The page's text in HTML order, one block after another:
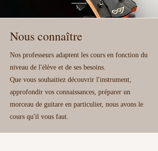
Nous connaître
Nos professeurs adaptent les cours en fonction du
niveau de l'élève et de ses besoins.
Que vous souhaitiez découvrir l'instrument,
approfondir vos connaissances, préparer un
morceau de guitare en particulier, nous avons le
cours qu'il vous faut.